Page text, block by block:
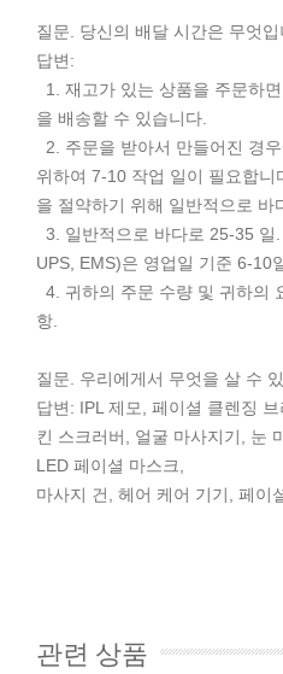
질문. 당신의 배달 시간은 무엇
답변:
1. 재고가 있는 상품을 주문하
을 배송할 수 있습니다.
2. 주문을 받아서 만들어진 경
위하여 7-10 작업 일이 필요합
을 절약하기 위해 일반적으로 바
3. 일반적으로 바다로 25-35 일
UPS, EMS)은 영업일 기준 6-10
4. 귀하의 주문 수량 및 귀하의
항.
질문. 우리에게서 무엇을 살 수
답변: IPL 제모, 페이셜 클렌징
킨 스크러버, 얼굴 마사지기, 눈
LED 페이셜 마스크,
마사지 건, 헤어 케어 기기, 페이
관련 상품